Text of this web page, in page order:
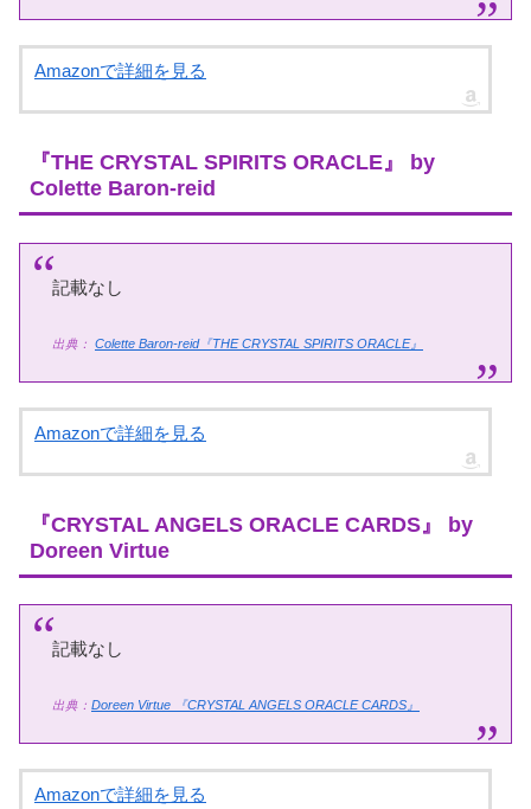
Amazonで詳細を見る
『THE CRYSTAL SPIRITS ORACLE』 by
Colette Baron-reid
記載なし
出典： Colette Baron-reid『THE CRYSTAL SPIRITS ORACLE』
Amazonで詳細を見る
『CRYSTAL ANGELS ORACLE CARDS』 by
Doreen Virtue
記載なし
出典： Doreen Virtue 『CRYSTAL ANGELS ORACLE CARDS』
Amazonで詳細を見る